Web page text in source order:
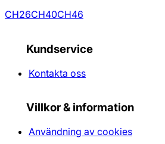
CH26CH40CH46
Kundservice
Kontakta oss
Villkor & information
Användning av cookies